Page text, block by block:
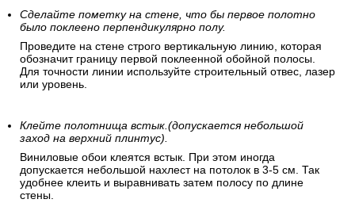
Сделайте пометку на стене, что бы первое полотно
было поклеено перпендикулярно полу.
Проведите на стене строго вертикальную линию, которая
обозначит границу первой поклеенной обойной полосы.
Для точности линии используйте строительный отвес, лазер
или уровень.
Клейте полотнища встык.(допускается небольшой
заход на верхний плинтус).
Виниловые обои клеятся встык. При этом иногда
допускается небольшой нахлест на потолок в 3-5 см. Так
удобнее клеить и выравнивать затем полосу по длине
стены.